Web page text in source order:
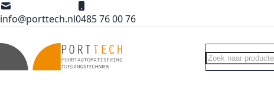
Ga naar de inhoud
info@porttech.nl0485 76 00 76
Search